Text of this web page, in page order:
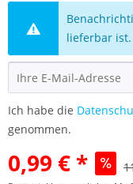
lieferbar ist.
Ich habe die
genommen.
0,99 € *